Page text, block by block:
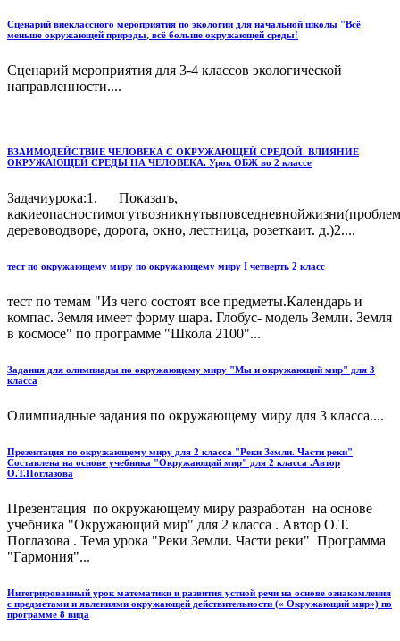
Сценарий внеклассного мероприятия по экологии для начальной школы "Всё
меньше окружающей природы, всё больше окружающей среды!
Сценарий мероприятия для 3-4 классов экологической
направленности....
ВЗАИМОДЕЙСТВИЕ ЧЕЛОВЕКА С ОКРУЖАЮЩЕЙ СРЕДОЙ. ВЛИЯНИЕ
ОКРУЖАЮЩЕЙ СРЕДЫ НА ЧЕЛОВЕКА. Урок ОБЖ во 2 классе
Задачиурока:1. Показать,
деревоводворе, дорога, окно, лестница, розеткаит. д.)2....
тест по окружающему миру по окружающему миру I четверть 2 класс
тест по темам "Из чего состоят все предметы.Календарь и
компас. Земля имеет форму шара. Глобус- модель Земли. Земля
в космосе" по программе "Школа 2100"...
Задания для олимпиады по окружающему миру "Мы и окружающий мир" для 3
класса
Олимпиадные задания по окружающему миру для 3 класса....
Презентация по окружающему миру для 2 класса "Реки Земли. Части реки"
Составлена на основе учебника "Окружающий мир" для 2 класса .Автор
О.Т.Поглазова
Презентация по окружающему миру разработан на основе
учебника "Окружающий мир" для 2 класса . Автор О.Т.
Поглазова . Тема урока "Реки Земли. Части реки" Программа
"Гармония"...
Интегрированный урок математики и развития устной речи на основе ознакомления
с предметами и явлениями окружающей действительности (« Окружающий мир») по
программе 8 вида